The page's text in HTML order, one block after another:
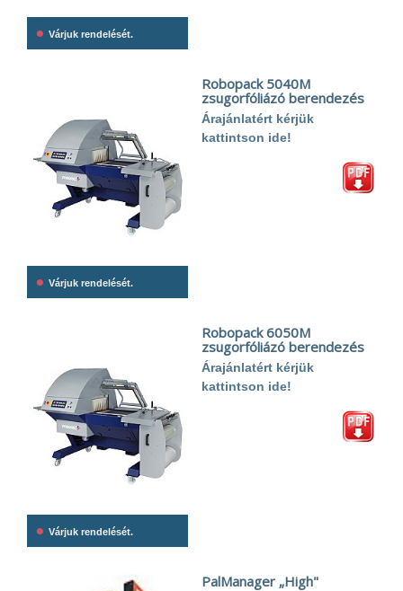
• Várjuk rendelését.
• Várjuk rendelését.
Robopack 5040M
zsugorfóliázó berendezés
Árajánlatért kérjük
kattintson ide!
• Várjuk rendelését.
Robopack 6050M
zsugorfóliázó berendezés
Árajánlatért kérjük
kattintson ide!
PalManager „High"